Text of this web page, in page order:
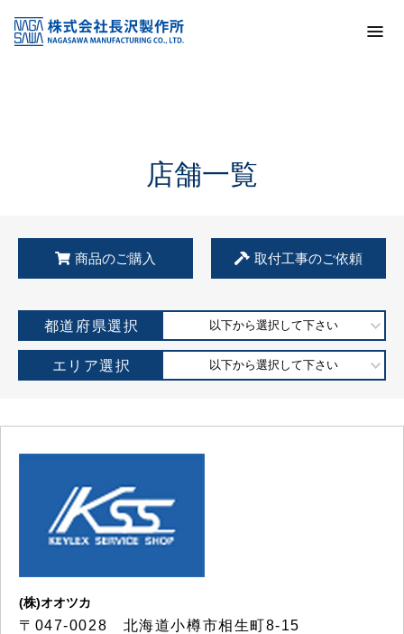
KSS加盟店・取扱店情報
店舗一覧
店舗一覧
商品のご購入 取付工事のご依頼
都道府県選択 以下から選択して下さい
エリア選択 以下から選択して下さい
(株)オオツカ
〒047-0028 北海道小樽市相生町8-15